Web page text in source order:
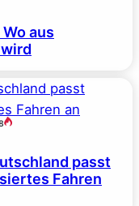
aus
passt
Fahren